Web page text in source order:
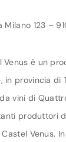
Milano 123 –
Venus è un
in provincia di
vini di
produttori
Castel Venus.